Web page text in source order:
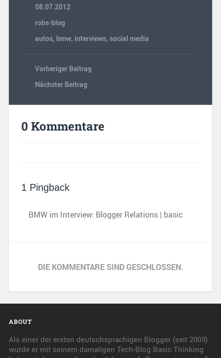
08.07.2012
robs-blog
autos, bmw, interviews, social media
Vorheriger Beitrag
Nächster Beitrag
0 Kommentare
1 Pingback
BMW im Interview: Blogger Relations | basic
DIE KOMMENTARE SIND GESCHLOSSEN.
ABOUT
Als einer der ersten deutschsprachigen Blogger (seit 2003)
wurde er mit seinem damaligen Tech-Blog Basic Thinking